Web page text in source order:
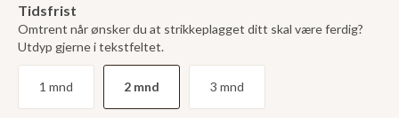
Tidsfrist
Omtrent når ønsker du at strikkeplagget ditt skal være ferdig?
Utdyp gjerne i tekstfeltet.
1 mnd 2 mnd 3 mnd